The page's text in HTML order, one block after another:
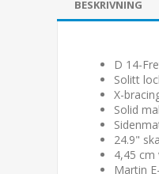
BESKRIVNING
D 14-
Solitt
X-
Solid
24.9"
4,45 cm
Martin